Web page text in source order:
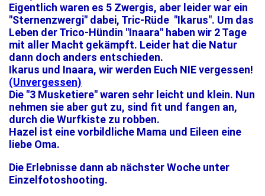
Eigentlich waren es 5 Zwergis, aber leider war ein
"Sternenzwergi" dabei, Tric-Rüde "Ikarus". Um das
Leben der Trico-Hündin "Inaara" haben wir 2 Tage
mit aller Macht gekämpft. Leider hat die Natur
dann doch anders entschieden.
Ikarus und Inaara, wir werden Euch NIE vergessen!
(Unvergessen)
Die "3 Musketiere" waren sehr leicht und klein. Nun
nehmen sie aber gut zu, sind fit und fangen an,
durch die Wurfkiste zu robben.
Hazel ist eine vorbildliche Mama und Eileen eine
liebe Oma.
Die Erlebnisse dann ab nächster Woche unter
Einzelfotoshooting.